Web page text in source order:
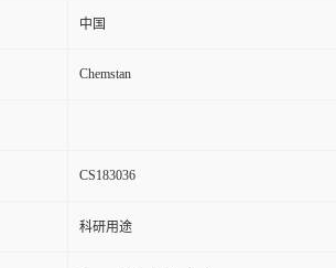
中国
Chemstan
CS183036
科研用途